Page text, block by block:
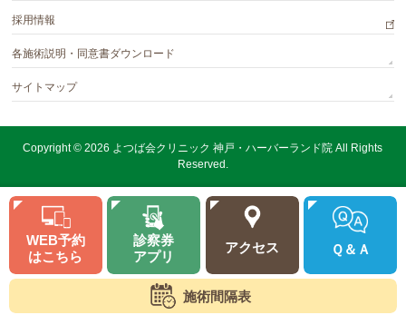
採用情報
各施術説明・同意書ダウンロード
サイトマップ
Copyright © 2026 よつば会クリニック 神戸・ハーバーランド院 All Rights
Reserved.
WEB予約
はこちら
診察券
アプリ
アクセス Ｑ＆Ａ
施術間隔表